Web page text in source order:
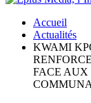
Accueil
Actualités
KWAMI
FACE AUX